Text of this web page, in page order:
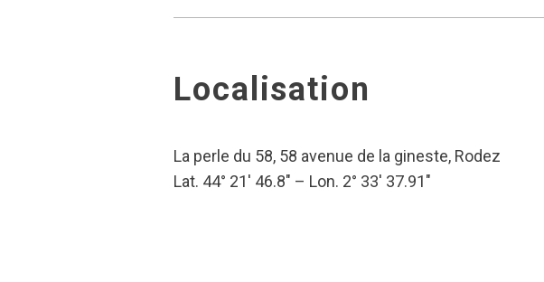
Localisation
La perle du 58, 58 avenue de la gineste, Rodez
Lat. 44° 21′ 46.8″ – Lon. 2° 33′ 37.91″